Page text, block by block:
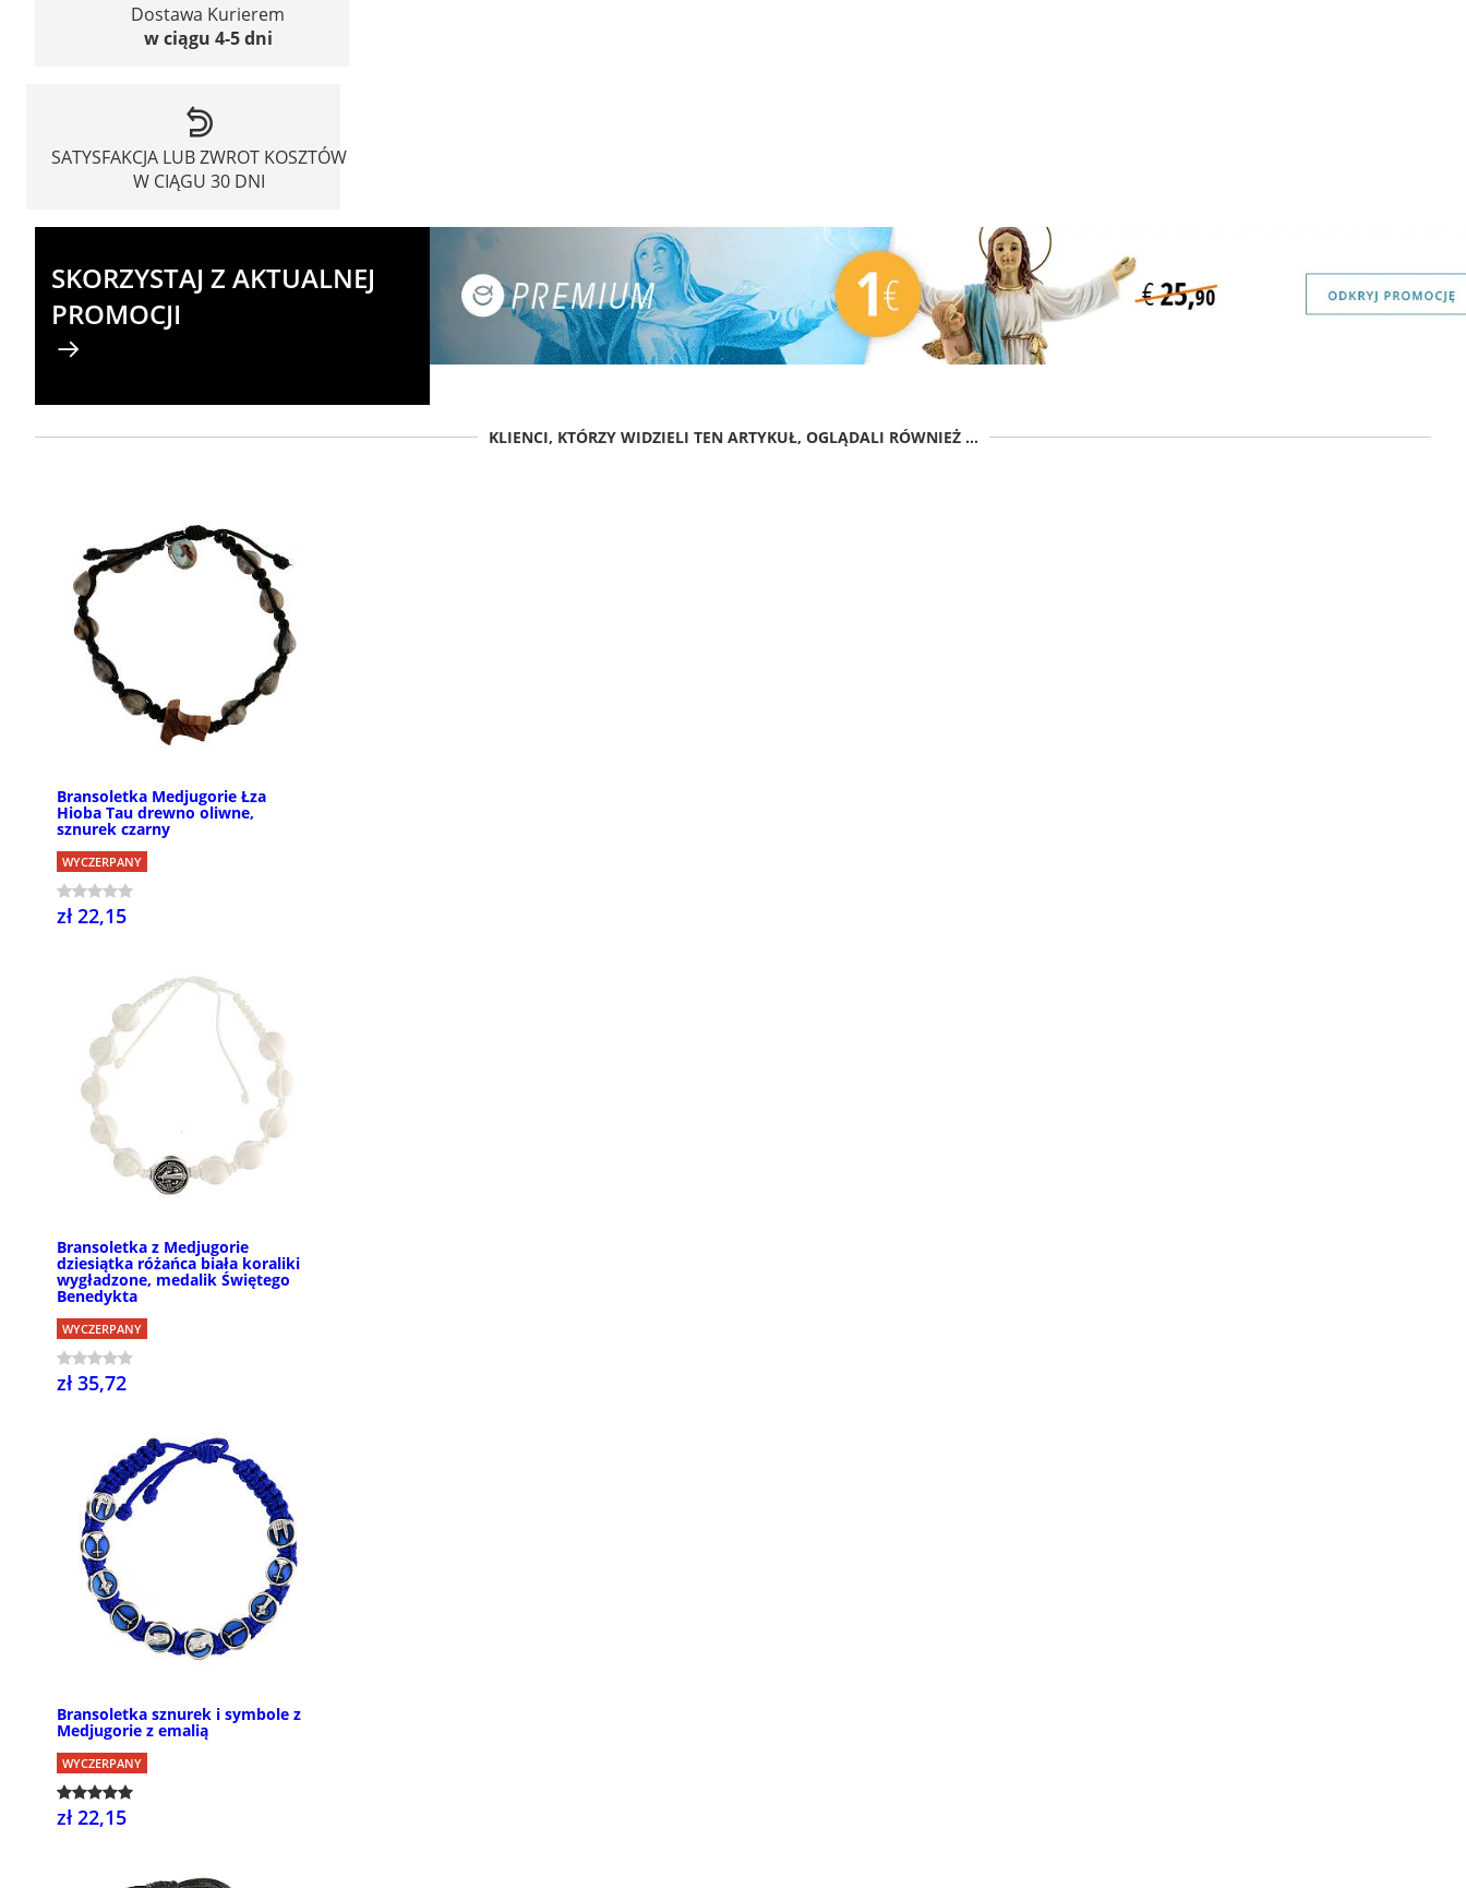
Dostawa Kurierem
w ciągu 4-5 dni
SATYSFAKCJA LUB ZWROT KOSZTÓW
W CIĄGU 30 DNI
SKORZYSTAJ Z AKTUALNEJ
PROMOCJI
KLIENCI, KTÓRZY WIDZIELI TEN ARTYKUŁ, OGLĄDALI RÓWNIEŻ ...
Bransoletka Medjugorie Łza
Hioba Tau drewno oliwne,
sznurek czarny
WYCZERPANY
zł 22,15
Bransoletka z Medjugorie
dziesiątka różańca biała koraliki
wygładzone, medalik Świętego
Benedykta
WYCZERPANY
zł 35,72
Bransoletka sznurek i symbole z
Medjugorie z emalią
WYCZERPANY
zł 22,15